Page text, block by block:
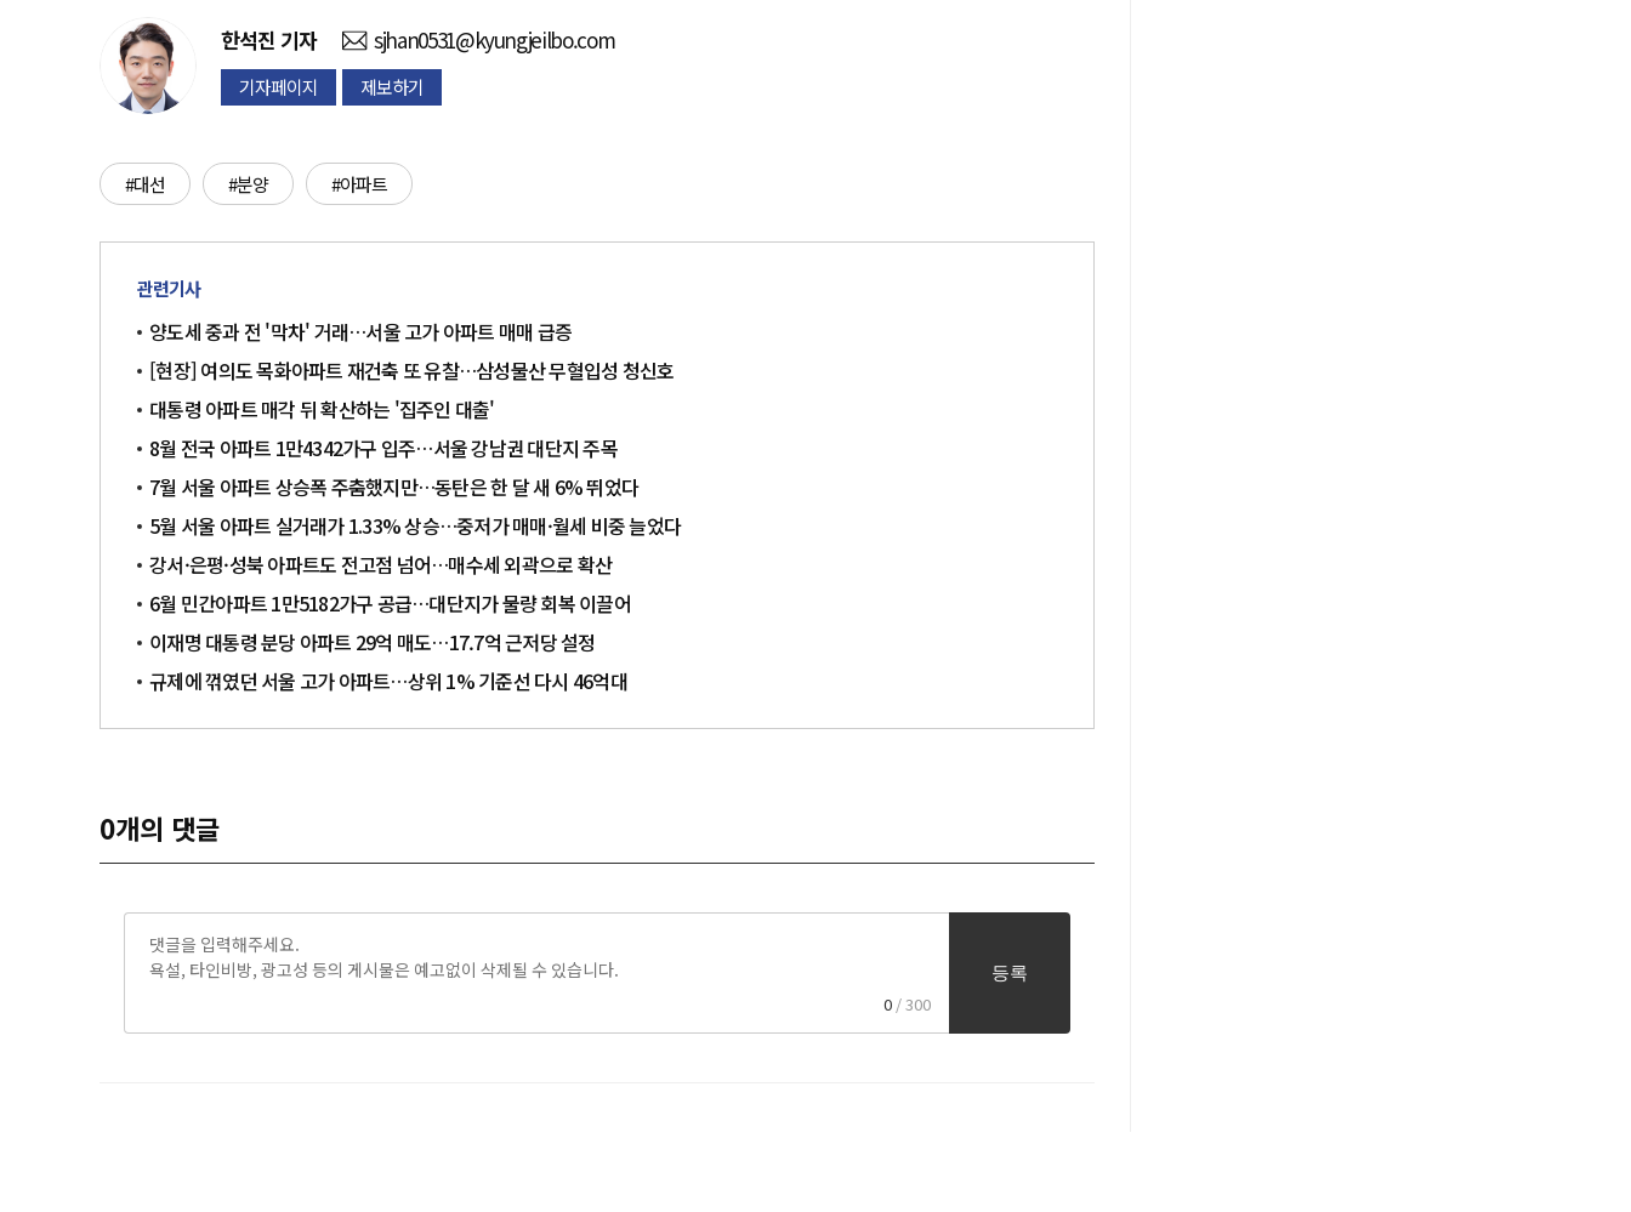
한석진 기자 sjhan0531@kyungjeilbo.com
기자페이지 제보하기
#대선 #분양 #아파트
관련기사
양도세 중과 전 '막차' 거래…서울 고가 아파트 매매 급증
[현장] 여의도 목화아파트 재건축 또 유찰…삼성물산 무혈입성 청신호
대통령 아파트 매각 뒤 확산하는 '집주인 대출'
8월 전국 아파트 1만4342가구 입주…서울 강남권 대단지 주목
7월 서울 아파트 상승폭 주춤했지만…동탄은 한 달 새 6% 뛰었다
5월 서울 아파트 실거래가 1.33% 상승…중저가 매매·월세 비중 늘었다
강서·은평·성북 아파트도 전고점 넘어…매수세 외곽으로 확산
6월 민간아파트 1만5182가구 공급…대단지가 물량 회복 이끌어
이재명 대통령 분당 아파트 29억 매도…17.7억 근저당 설정
규제에 꺾였던 서울 고가 아파트…상위 1% 기준선 다시 46억대
0개의 댓글
0 / 300
등록